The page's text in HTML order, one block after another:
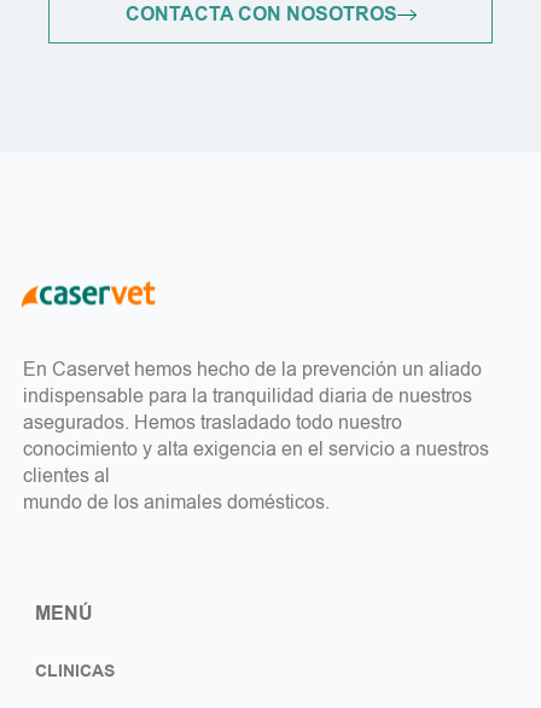
CONTACTA CON NOSOTROS
En Caservet hemos hecho de la prevención un aliado
indispensable para la tranquilidad diaria de nuestros
asegurados. Hemos trasladado todo nuestro
conocimiento y alta exigencia en el servicio a nuestros
clientes al
mundo de los animales domésticos.
MENÚ
CLINICAS